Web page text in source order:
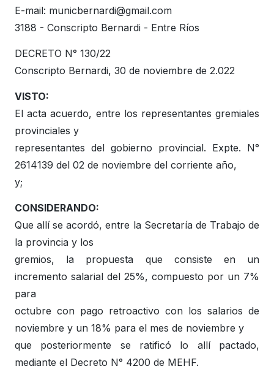
E-mail: municbernardi@gmail.com
3188 - Conscripto Bernardi - Entre Ríos
DECRETO N° 130/22
Conscripto Bernardi, 30 de noviembre de 2.022
VISTO:
El acta acuerdo, entre los representantes gremiales
provinciales y
representantes del gobierno provincial. Expte. N°
2614139 del 02 de noviembre del corriente año,
y;
CONSIDERANDO:
Que allí se acordó, entre la Secretaría de Trabajo de
la provincia y los
gremios, la propuesta que consiste en un
incremento salarial del 25%, compuesto por un 7%
para
octubre con pago retroactivo con los salarios de
noviembre y un 18% para el mes de noviembre y
que posteriormente se ratificó lo allí pactado,
mediante el Decreto N° 4200 de MEHF.